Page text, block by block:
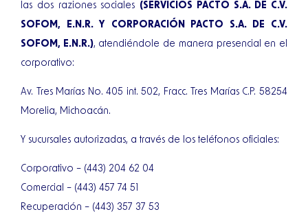
las dos raziones sociales (SERVICIOS PACTO S.A. DE C.V.
SOFOM, E.N.R. Y CORPORACIÓN PACTO S.A. DE C.V.
SOFOM, E.N.R.), atendiéndole de manera presencial en el
corporativo:
Av. Tres Marías No. 405 int. 502, Fracc. Tres Marías C.P. 58254
Morelia, Michoacán.
Y sucursales autorizadas, a través de los teléfonos oficiales:
Corporativo – (443) 204 62 04
Comercial – (443) 457 74 51
Recuperación – (443) 357 37 53